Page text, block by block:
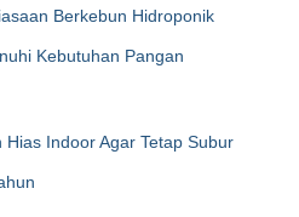
Berkebun Hidroponik
Kebutuhan Pangan
Indoor Agar Tetap Subur